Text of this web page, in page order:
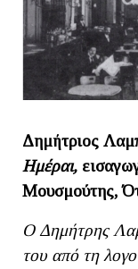
Δημήτριος
Ημέραι,
Μουσμούτης,
Ο Δημήτρης
του από τη